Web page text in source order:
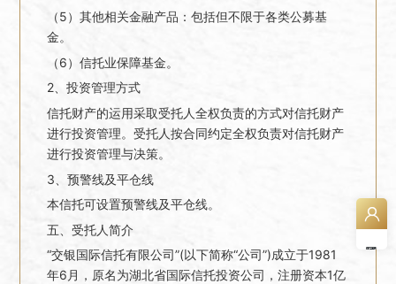
（5）其他相关金融产品：包括但不限于各类公募基
金。
（6）信托业保障基金。
2、投资管理方式
信托财产的运用采取受托人全权负责的方式对信托财产
进行投资管理。受托人按合同约定全权负责对信托财产
进行投资管理与决策。
3、预警线及平仓线
本信托可设置预警线及平仓线。
五、受托人简介
“交银国际信托有限公司”(以下简称“公司”)成立于1981
年6月，原名为湖北省国际信托投资公司，注册资本1亿